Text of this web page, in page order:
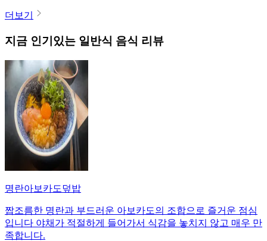
더보기
지금 인기있는 일반식 음식 리뷰
명란아보카도덮밥
짭조름한 명란과 부드러운 아보카도의 조합으로 즐거운 점심
입니다 야채가 적절하게 들어가서 식감을 놓치지 않고 매우 만
족합니다.